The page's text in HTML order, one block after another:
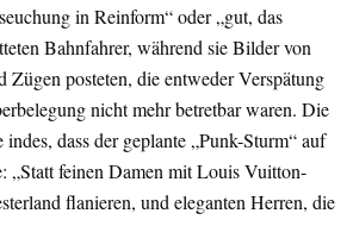
in Reinform“ oder „gut, das
Bahnfahrer, während sie Bilder von
Zügen posteten, die entweder Verspätung
nicht mehr betretbar waren. Die
dass der geplante „Punk-Sturm“ auf
„Statt feinen Damen mit Louis Vuitton-
flanieren, und eleganten Herren, die